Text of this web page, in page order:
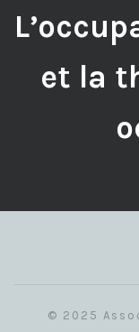
et la
© 2025